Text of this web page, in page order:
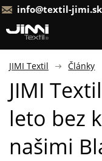
info@textil-jimi.sk
JIMI Textil Články
JIMI
leto bez
našimi